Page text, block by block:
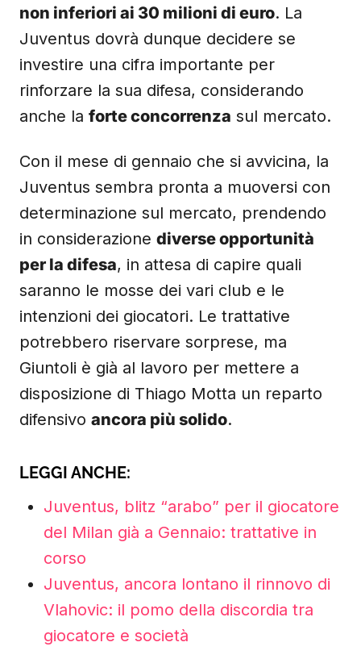
non inferiori ai 30 milioni di euro. La
Juventus dovrà dunque decidere se
investire una cifra importante per
rinforzare la sua difesa, considerando
anche la forte concorrenza sul mercato.
Con il mese di gennaio che si avvicina, la
Juventus sembra pronta a muoversi con
determinazione sul mercato, prendendo
in considerazione diverse opportunità
per la difesa, in attesa di capire quali
saranno le mosse dei vari club e le
intenzioni dei giocatori. Le trattative
potrebbero riservare sorprese, ma
Giuntoli è già al lavoro per mettere a
disposizione di Thiago Motta un reparto
difensivo ancora più solido.
LEGGI ANCHE:
Juventus, blitz “arabo” per il giocatore
del Milan già a Gennaio: trattative in
corso
Juventus, ancora lontano il rinnovo di
Vlahovic: il pomo della discordia tra
giocatore e società